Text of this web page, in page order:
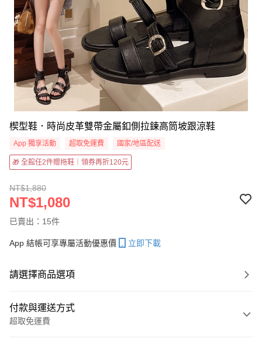
楔型鞋．時尚皮革雙帶金屬釦側拉鍊高筒坡跟涼鞋
App 獨享活動 超取免運費 國家/地區配送
🎁 全館任2件贈拖鞋｜領券再折120元
NT$1,880
NT$1,080
已賣出：15件
App 結帳可享專屬活動優惠價 立即下載
請選擇商品選項
付款與運送方式
超取免運費